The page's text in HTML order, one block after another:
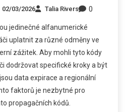
02/03/2026 Talia Rivers 0
jedinečné alfanumerické
uplatnit za různé odměny ve
zážitek. Aby mohli tyto kódy
dodržovat specifické kroky a být
data expirace a regionální
faktorů je nezbytné pro
propagačních kódů.